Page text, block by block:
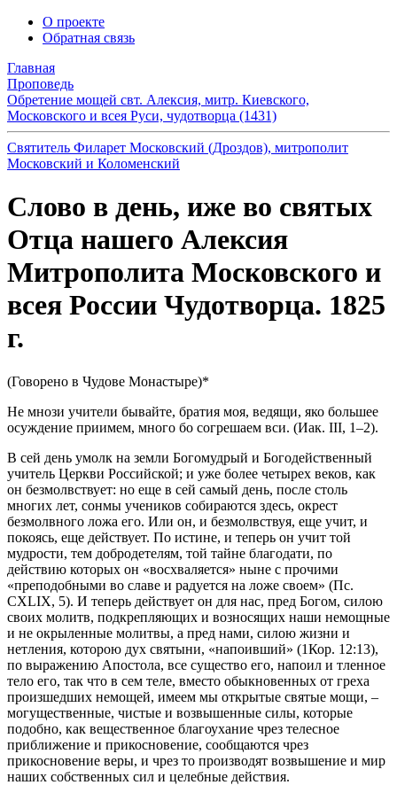
О проекте
Обратная связь
Главная
Проповедь
Обретение мощей свт. Алексия, митр. Киевского,
Московского и всея Руси, чудотворца (1431)
Святитель Филарет Московский (Дроздов), митрополит
Московский и Коломенский
Слово в день, иже во святых
Отца нашего Алексия
Митрополита Московского и
всея России Чудотворца. 1825
г.
(Говорено в Чудове Монастыре)*
Не мнози учители бывайте, братия моя, ведящи, яко большее
осуждение приимем, много бо согрешаем вси. (Иак. III, 1–2).
В сей день умолк на земли Богомудрый и Богодейственный
учитель Церкви Российской; и уже более четырех веков, как
он безмолвствует: но еще в сей самый день, после столь
многих лет, сонмы учеников собираются здесь, окрест
безмолвного ложа его. Или он, и безмолвствуя, еще учит, и
покоясь, еще действует. По истине, и теперь он учит той
мудрости, тем добродетелям, той тайне благодати, по
действию которых он «восхваляется» ныне с прочими
«преподобными во славе и радуется на ложе своем» (Пс.
CXLIX, 5). И теперь действует он для нас, пред Богом, силою
своих молитв, подкрепляющих и возносящих наши немощные
и не окрыленные молитвы, а пред нами, силою жизни и
нетления, которою дух святыни, «напоивший» (1Кор. 12:13),
по выражению Апостола, все существо его, напоил и тленное
тело его, так что в сем теле, вместо обыкновенных от греха
произшедших немощей, имеем мы открытые святые мощи, –
могущественные, чистые и возвышенные силы, которые
подобно, как вещественное благоухание чрез телесное
приближение и прикосновение, сообщаются чрез
прикосновение веры, и чрез то производят возвышение и мир
наших собственных сил и целебные действия.